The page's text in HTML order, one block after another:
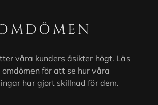
våra kunders åsikter högt. Läs
för att se hur våra
har gjort skillnad för dem.